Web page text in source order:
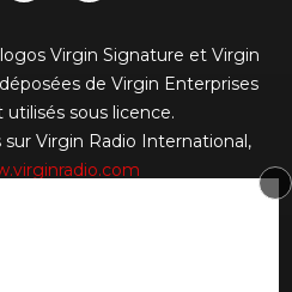
Virgin Signature et Virgin
de Virgin Enterprises
sous licence.
Virgin Radio International,